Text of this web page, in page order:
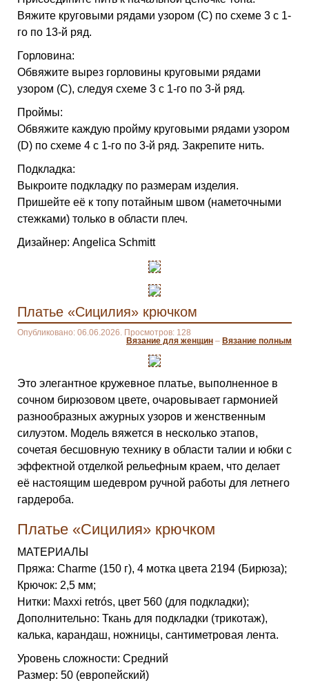
Вяжите круговыми рядами узором (C) по схеме 3 с 1-
го по 13-й ряд.
Горловина:
Обвяжите вырез горловины круговыми рядами
узором (C), следуя схеме 3 с 1-го по 3-й ряд.
Проймы:
Обвяжите каждую пройму круговыми рядами узором
(D) по схеме 4 с 1-го по 3-й ряд. Закрепите нить.
Подкладка:
Выкроите подкладку по размерам изделия.
Пришейте её к топу потайным швом (наметочными
стежками) только в области плеч.
Дизайнер: Angelica Schmitt
Платье «Сицилия» крючком
Опубликовано: 06.06.2026. Просмотров: 128
Вязание для женщин – Вязание полным
Это элегантное кружевное платье, выполненное в
сочном бирюзовом цвете, очаровывает гармонией
разнообразных ажурных узоров и женственным
силуэтом. Модель вяжется в несколько этапов,
сочетая бесшовную технику в области талии и юбки с
эффектной отделкой рельефным краем, что делает
её настоящим шедевром ручной работы для летнего
гардероба.
Платье «Сицилия» крючком
МАТЕРИАЛЫ
Пряжа: Charme (150 г), 4 мотка цвета 2194 (Бирюза);
Крючок: 2,5 мм;
Нитки: Maxxi retrós, цвет 560 (для подкладки);
Дополнительно: Ткань для подкладки (трикотаж),
калька, карандаш, ножницы, сантиметровая лента.
Уровень сложности: Средний
Размер: 50 (европейский)